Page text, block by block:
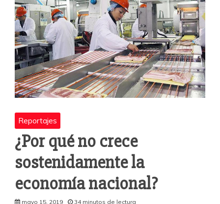
Reportajes
¿Por qué no crece
sostenidamente la
economía nacional?
mayo 15, 2019
34 minutos de lectura